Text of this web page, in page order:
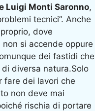
Luigi Monti Saronno,
tecnici”. Anche
dove
non si accende oppure
dei fastidi che
diversa natura.Solo
fare dei lavori che
non deve mai
rischia di portare